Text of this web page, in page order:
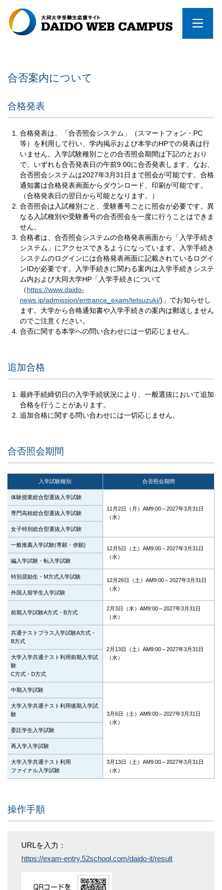
合否案内について
合格発表
合格発表は、「合否照会システム」（スマートフォン・PC
等）を利用して行い、学内掲示および本学のHPでの発表は行
いません。入学試験種別ごとの合否照会期間は下記のとおり
で、いずれも合否発表日の午前9:00に合否発表します。なお、
合否照会システムは2027年3月31日まで照会が可能です。合格
通知書は合格発表画面からダウンロード、印刷が可能です。
（合格発表日の翌日から可能となります。）
合否照会は入試種別ごと、受験番号ごとに照会が必要です。異
なる入試種別や受験番号の合否照会を一度に行うことはできま
せん。
合格者は、合否照会システムの合格発表画面から「入学手続き
システム」にアクセスできるようになっています。入学手続き
システムのログインには合格発表画面に記載されているログイ
ンIDが必要です。入学手続きに関わる案内は入学手続きシステ
ム内および大同大学HP「入学手続きについて
（https://www.daido-
news.jp/admission/entrance_exam/tetsuzuki/)」でお知らせし
ます。大学から合格通知書や入学手続きの案内は郵送しません
のでご注意ください。
合否に関する本学への問い合わせには一切応じません。
追加合格
最終手続締切日の入学手続状況により、一般選抜において追加
合格を行うことがあります。
追加合格に関する問い合わせには一切応じません。
合否照会期間
入学試験種別 合否照会期間
体験授業総合型選抜入学試験
11月2日（月）AM9:00～2027年3月31日
（水）
専門高校総合型選抜入学試験
女子特別総合型選抜入学試験
一般推薦入学試験(専願・併願)
12月5日（土）AM9:00～2027年3月31日
（水）
編入学試験・転入学試験
特別奨励生・M方式入学試験
12月26日（土）AM9:00～2027年3月31日
（水）
外国人留学生入学試験
前期入学試験A方式・B方式
2月3日（水）AM9:00～2027年3月31日
（水）
共通テストプラス入学試験A方式・
B方式
2月13日（土）AM9:00～2027年3月31日
（水）
大学入学共通テスト利用前期入学試
験
C方式・D方式
中期入学試験
3月6日（土）AM9:00～2027年3月31日
（水）
大学入学共通テスト利用後期入学試
験
委託学生入学試験
再入学入学試験
大学入学共通テスト利用
ファイナル入学試験
3月13日（土）AM9:00～2027年3月31日
（水）
操作手順
URLを入力：
https://exam-entry.52school.com/daido-it/result